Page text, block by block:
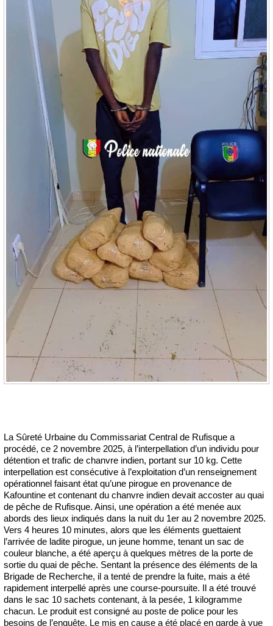
La Sûreté Urbaine du Commissariat Central de Rufisque a
procédé, ce 2 novembre 2025, à l’interpellation d’un individu pour
détention et trafic de chanvre indien, portant sur 10 kg. Cette
interpellation est consécutive à l’exploitation d’un renseignement
opérationnel faisant état qu’une pirogue en provenance de
Kafountine et contenant du chanvre indien devait accoster au quai
de pêche de Rufisque. Ainsi, une opération a été menée aux
abords des lieux indiqués dans la nuit du 1er au 2 novembre 2025.
Vers 4 heures 10 minutes, alors que les éléments guettaient
l’arrivée de ladite pirogue, un jeune homme, tenant un sac de
couleur blanche, a été aperçu à quelques mètres de la porte de
sortie du quai de pêche. Sentant la présence des éléments de la
Brigade de Recherche, il a tenté de prendre la fuite, mais a été
rapidement interpellé après une course-poursuite. Il a été trouvé
dans le sac 10 sachets contenant, à la pesée, 1 kilogramme
chacun. Le produit est consigné au poste de police pour les
besoins de l’enquête. Le mis en cause a été placé en garde à vue